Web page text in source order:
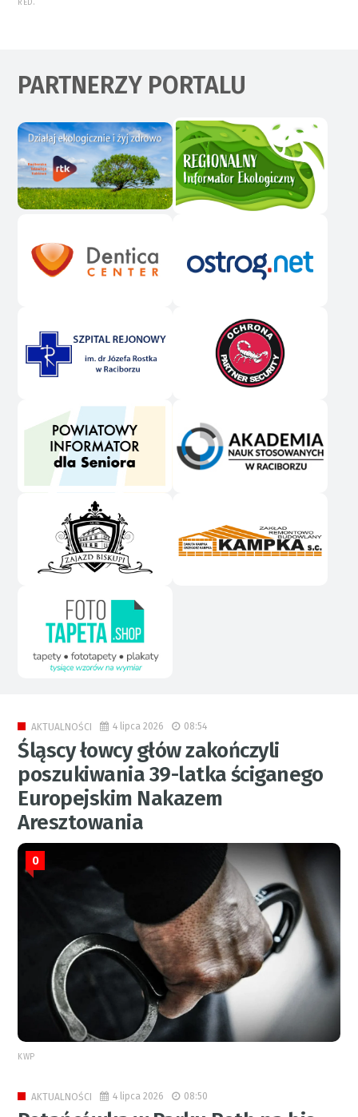
RED.
PARTNERZY PORTALU
AKTUALNOŚCI 4 lipca 2026 08:54
Śląscy łowcy głów zakończyli
poszukiwania 39-latka ściganego
Europejskim Nakazem
Aresztowania
0
KWP
AKTUALNOŚCI 4 lipca 2026 08:50